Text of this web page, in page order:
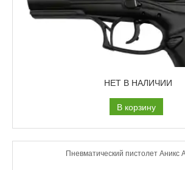
НЕТ В НАЛИЧИИ
В корзину
Пневматический пистолет Аникс